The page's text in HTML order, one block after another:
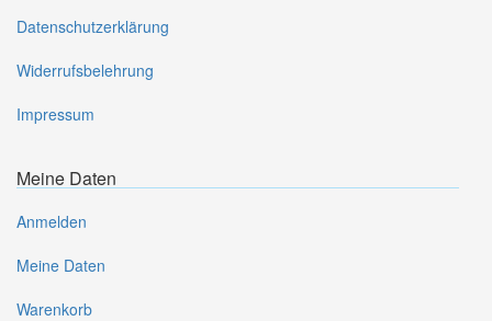
Datenschutzerklärung
Widerrufsbelehrung
Impressum
Meine Daten
Anmelden
Meine Daten
Warenkorb